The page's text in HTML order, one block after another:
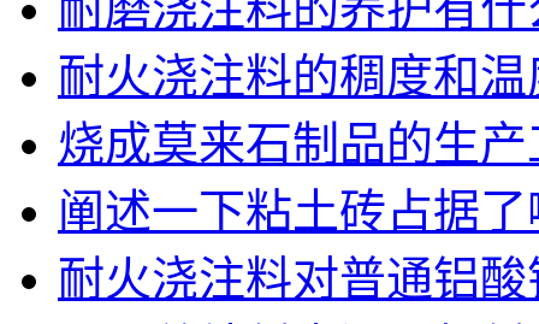
耐火浇注料的稠度和
烧成莫来石制品的生产
阐述一下粘土砖占据
耐火浇注料对普通铝